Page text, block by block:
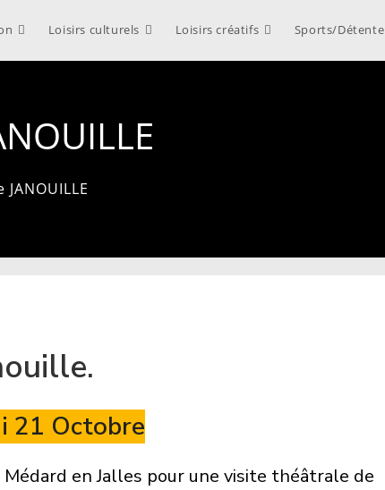
Loisirs culturels Loisirs créatifs Sports/Détente
21 Octobre
en Jalles pour une visite théâtrale de